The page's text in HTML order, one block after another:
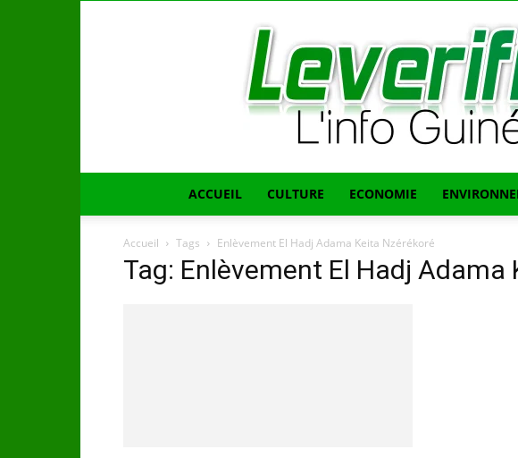
ACCUEIL CULTURE ECONOMIE
Accueil Tags Enlèvement El Hadj Adama Keita Nzérékoré
Tag: Enlèvement El Hadj Adama